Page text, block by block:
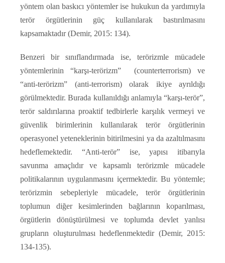
yöntem olan baskıcı yöntemler ise hukukun da yardımıyla
terör örgütlerinin güç kullanılarak bastırılmasını
kapsamaktadır (Demir, 2015: 134).
Benzeri bir sınıflandırmada ise, terörizmle mücadele
yöntemlerinin “karşı-terörizm” (counterterrorism) ve
“anti-terörizm” (anti-terrorism) olarak ikiye ayrıldığı
görülmektedir. Burada kullanıldığı anlamıyla “karşı-terör”,
terör saldırılarına proaktif tedbirlerle karşılık vermeyi ve
güvenlik birimlerinin kullanılarak terör örgütlerinin
operasyonel yeteneklerinin bitirilmesini ya da azaltılmasını
hedeflemektedir. “Anti-terör” ise, yapısı itibarıyla
savunma amaçlıdır ve kapsamlı terörizmle mücadele
politikalarının uygulanmasını içermektedir. Bu yöntemle;
terörizmin sebepleriyle mücadele, terör örgütlerinin
toplumun diğer kesimlerinden bağlarının koparılması,
örgütlerin dönüştürülmesi ve toplumda devlet yanlısı
grupların oluşturulması hedeflenmektedir (Demir, 2015:
134-135).